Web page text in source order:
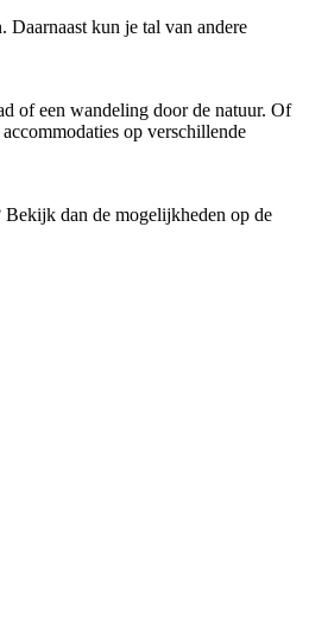
kun je tal van andere
of een wandeling door de natuur. Of
op verschillende
Bekijk dan de mogelijkheden op de